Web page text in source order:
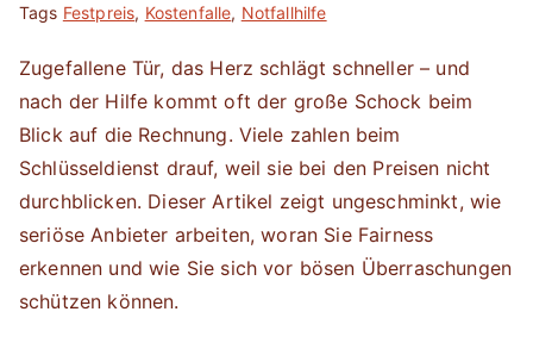
Tags Festpreis, Kostenfalle, Notfallhilfe
Zugefallene Tür, das Herz schlägt schneller – und
nach der Hilfe kommt oft der große Schock beim
Blick auf die Rechnung. Viele zahlen beim
Schlüsseldienst drauf, weil sie bei den Preisen nicht
durchblicken. Dieser Artikel zeigt ungeschminkt, wie
seriöse Anbieter arbeiten, woran Sie Fairness
erkennen und wie Sie sich vor bösen Überraschungen
schützen können.